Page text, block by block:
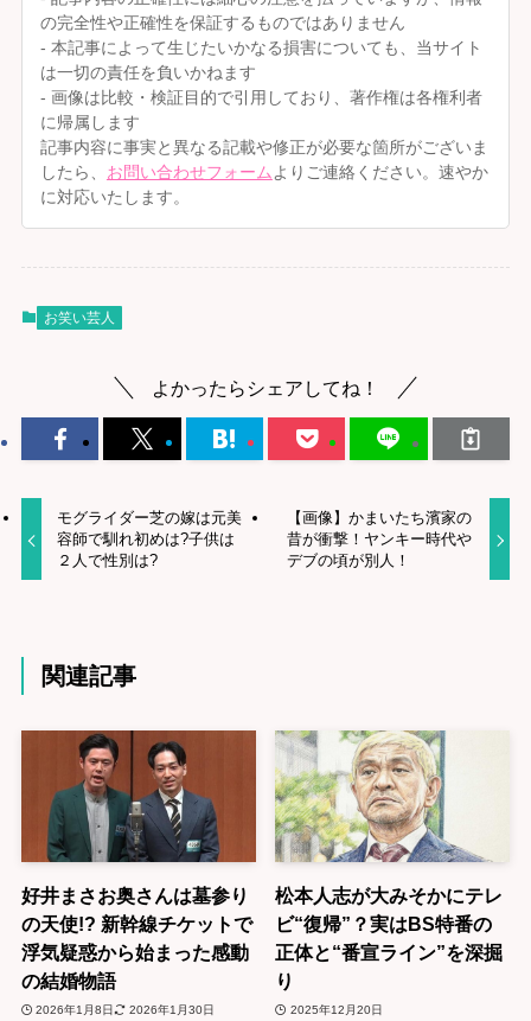
の完全性や正確性を保証するものではありません
- 本記事によって生じたいかなる損害についても、当サイト
は一切の責任を負いかねます
- 画像は比較・検証目的で引用しており、著作権は各権利者
に帰属します
記事内容に事実と異なる記載や修正が必要な箇所がございま
したら、 お問い合わせフォーム よりご連絡ください。速やか
に対応いたします。
お笑い芸人
よかったらシェアしてね！
モグライダー芝の嫁は元美
容師で馴れ初めは?子供は
２人で性別は?
【画像】かまいたち濱家の
昔が衝撃！ヤンキー時代や
デブの頃が別人！
関連記事
好井まさお奥さんは墓参り
の天使!? 新幹線チケットで
浮気疑惑から始まった感動
の結婚物語
2026年1月8日 2026年1月30日
松本人志が大みそかにテレ
ビ“復帰”？実はBS特番の
正体と“番宣ライン”を深掘
り
2025年12月20日